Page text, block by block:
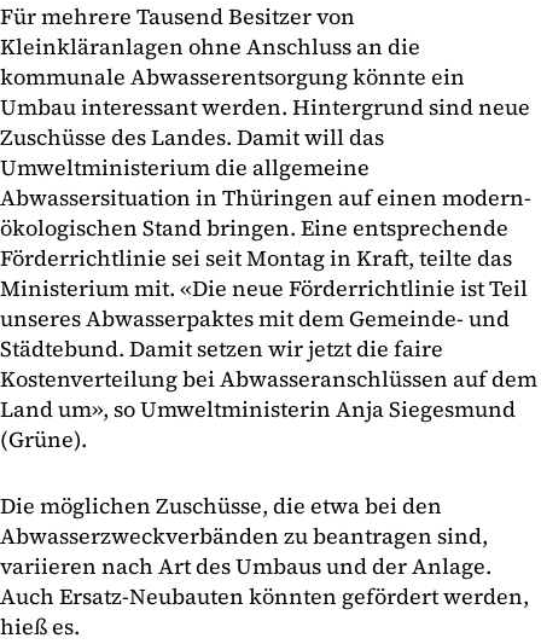
Für mehrere Tausend Besitzer von
Kleinkläranlagen ohne Anschluss an die
kommunale Abwasserentsorgung könnte ein
Umbau interessant werden. Hintergrund sind neue
Zuschüsse des Landes. Damit will das
Umweltministerium die allgemeine
Abwassersituation in Thüringen auf einen modern-
ökologischen Stand bringen. Eine entsprechende
Förderrichtlinie sei seit Montag in Kraft, teilte das
Ministerium mit. «Die neue Förderrichtlinie ist Teil
unseres Abwasserpaktes mit dem Gemeinde- und
Städtebund. Damit setzen wir jetzt die faire
Kostenverteilung bei Abwasseranschlüssen auf dem
Land um», so Umweltministerin Anja Siegesmund
(Grüne).
Die möglichen Zuschüsse, die etwa bei den
Abwasserzweckverbänden zu beantragen sind,
variieren nach Art des Umbaus und der Anlage.
Auch Ersatz-Neubauten könnten gefördert werden,
hieß es.